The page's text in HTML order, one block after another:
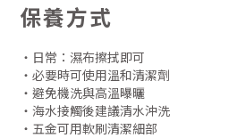
保養方式
・日常：濕布擦拭即可
・必要時可使用溫和清潔劑
・避免機洗與高溫曝曬
・海水接觸後建議清水沖洗
・五金可用軟刷清潔細部